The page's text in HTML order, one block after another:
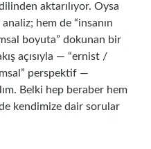
aktarılıyor. Oysa
hem de “insanın
boyuta” dokunan bir
açısıyla — “ernist /
perspektif —
Belki hep beraber hem
kendimize dair sorular